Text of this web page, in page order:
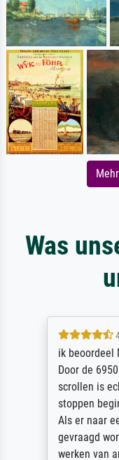
Was
ik beoordeel
Door de
scrollen is
stoppen
Als er naar
gevraagd
werken van